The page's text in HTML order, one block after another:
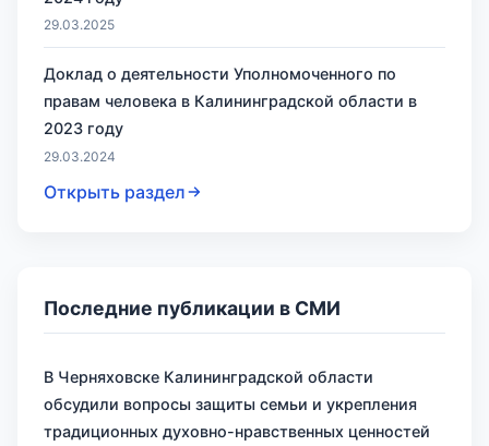
29.03.2025
Доклад о деятельности Уполномоченного по
правам человека в Калининградской области в
2023 году
29.03.2024
Открыть раздел
Последние публикации в СМИ
В Черняховске Калининградской области
обсудили вопросы защиты семьи и укрепления
традиционных духовно-нравственных ценностей